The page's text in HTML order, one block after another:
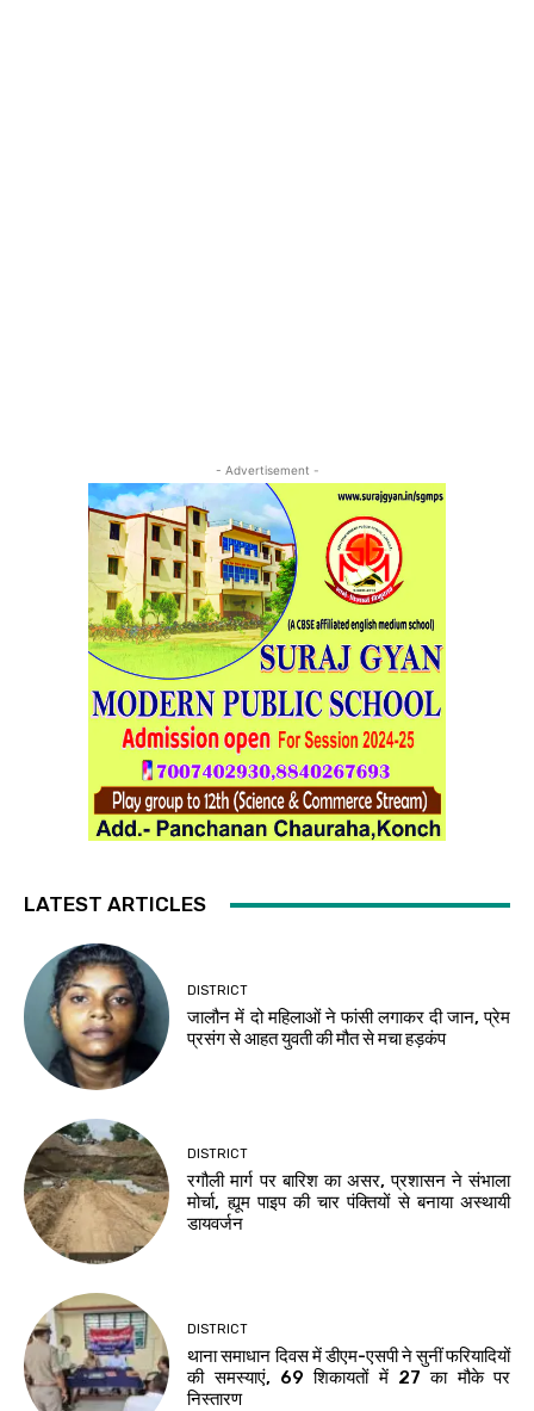
- Advertisement -
LATEST ARTICLES
DISTRICT
जालौन में दो महिलाओं ने फांसी लगाकर दी जान, प्रेम
प्रसंग से आहत युवती की मौत से मचा हड़कंप
DISTRICT
रगौली मार्ग पर बारिश का असर, प्रशासन ने संभाला
मोर्चा, ह्यूम पाइप की चार पंक्तियों से बनाया अस्थायी
डायवर्जन
DISTRICT
थाना समाधान दिवस में डीएम-एसपी ने सुनीं फरियादियों
की समस्याएं, 69 शिकायतों में 27 का मौके पर
निस्तारण